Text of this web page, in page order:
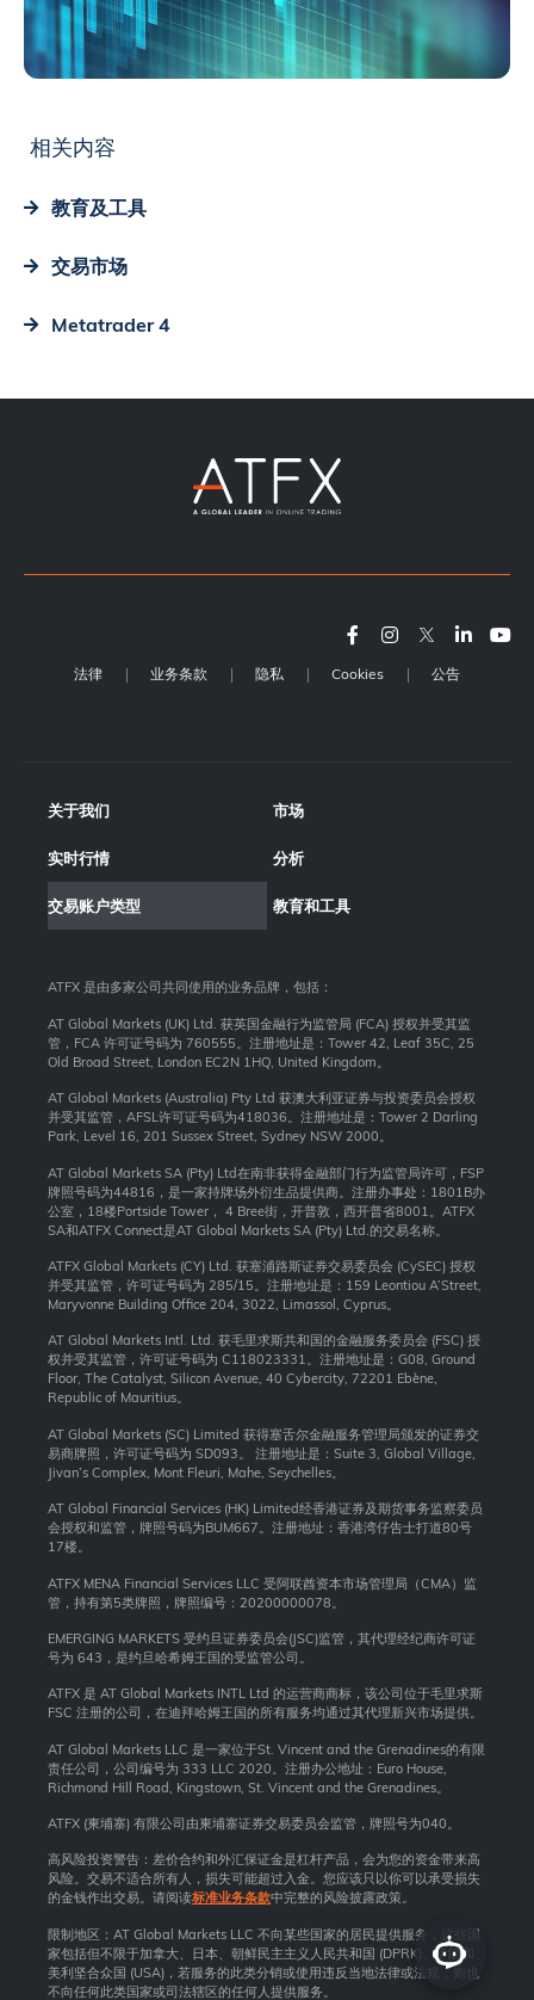
相关内容
教育及工具
交易市场
Metatrader 4
法律 业务条款 隐私 Cookies 公告
关于我们 市场
实时行情 分析
交易账户类型 教育和工具
ATFX 是由多家公司共同使用的业务品牌，包括：
AT Global Markets (UK) Ltd. 获英国金融行为监管局 (FCA) 授权并受其监
管，FCA 许可证号码为 760555。注册地址是：Tower 42, Leaf 35C, 25
Old Broad Street, London EC2N 1HQ, United Kingdom。
AT Global Markets (Australia) Pty Ltd 获澳大利亚证券与投资委员会授权
并受其监管，AFSL许可证号码为418036。注册地址是：Tower 2 Darling
Park, Level 16, 201 Sussex Street, Sydney NSW 2000。
AT Global Markets SA (Pty) Ltd在南非获得金融部门行为监管局许可，FSP
牌照号码为44816，是一家持牌场外衍生品提供商。注册办事处：1801B办
公室，18楼Portside Tower， 4 Bree街，开普敦，西开普省8001。ATFX
SA和ATFX Connect是AT Global Markets SA (Pty) Ltd.的交易名称。
ATFX Global Markets (CY) Ltd. 获塞浦路斯证券交易委员会 (CySEC) 授权
并受其监管，许可证号码为 285/15。注册地址是：159 Leontiou A’Street,
Maryvonne Building Office 204, 3022, Limassol, Cyprus。
AT Global Markets Intl. Ltd. 获毛里求斯共和国的金融服务委员会 (FSC) 授
权并受其监管，许可证号码为 C118023331。注册地址是：G08, Ground
Floor, The Catalyst, Silicon Avenue, 40 Cybercity, 72201 Ebène,
Republic of Mauritius。
AT Global Markets (SC) Limited 获得塞舌尔金融服务管理局颁发的证券交
易商牌照，许可证号码为 SD093。 注册地址是：Suite 3, Global Village,
Jivan’s Complex, Mont Fleuri, Mahe, Seychelles。
AT Global Financial Services (HK) Limited经香港证券及期货事务监察委员
会授权和监管，牌照号码为BUM667。注册地址：香港湾仔告士打道80号
17楼。
ATFX MENA Financial Services LLC 受阿联酋资本市场管理局（CMA）监
管，持有第5类牌照，牌照编号：20200000078。
EMERGING MARKETS 受约旦证券委员会(JSC)监管，其代理经纪商许可证
号为 643，是约旦哈希姆王国的受监管公司。
ATFX 是 AT Global Markets INTL Ltd 的运营商商标，该公司位于毛里求斯
FSC 注册的公司，在迪拜哈姆王国的所有服务均通过其代理新兴市场提供。
AT Global Markets LLC 是一家位于St. Vincent and the Grenadines的有限
责任公司，公司编号为 333 LLC 2020。注册办公地址：Euro House,
Richmond Hill Road, Kingstown, St. Vincent and the Grenadines。
ATFX (柬埔寨) 有限公司由柬埔寨证券交易委员会监管，牌照号为040。
高风险投资警告：差价合约和外汇保证金是杠杆产品，会为您的资金带来高
风险。交易不适合所有人，损失可能超过入金。您应该只以你可以承受损失
的金钱作出交易。请阅读标准业务条款中完整的风险披露政策。
限制地区：AT Global Markets LLC 不向某些国家的居民提供服务，这些国
家包括但不限于加拿大、日本、朝鲜民主主义人民共和国 (DPRK)、伊朗和
美利坚合众国 (USA)，若服务的此类分销或使用违反当地法律或法规，则也
不向任何此类国家或司法辖区的任何人提供服务。